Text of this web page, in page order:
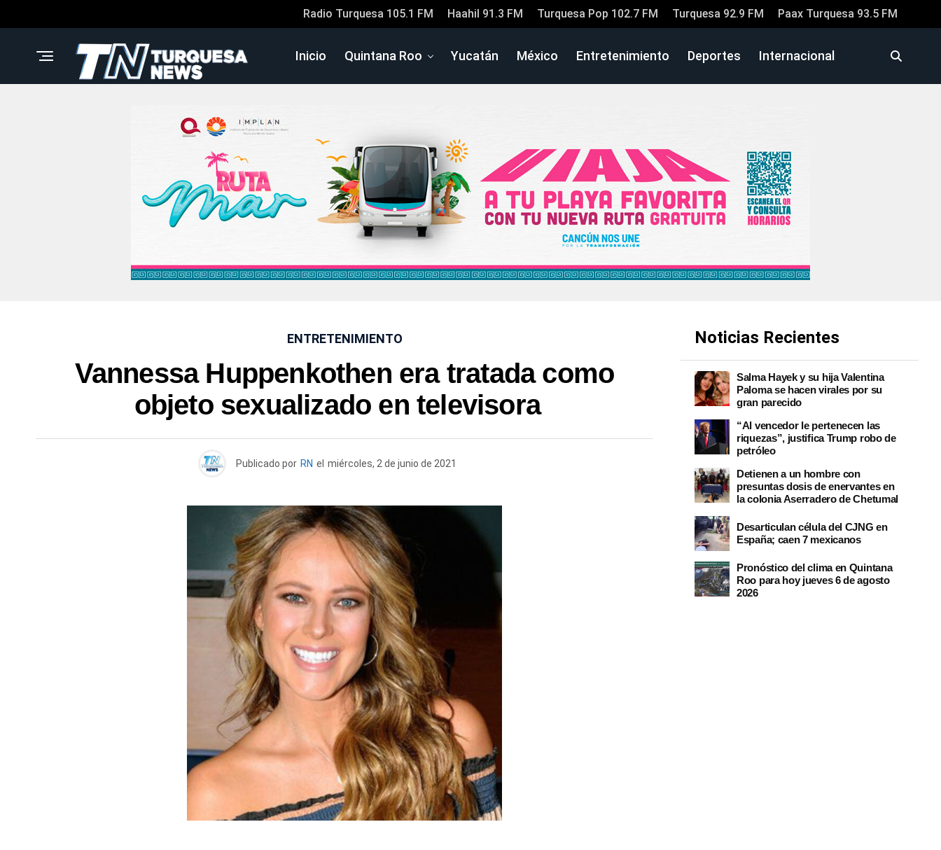
Radio Turquesa 105.1 FM Haahil 91.3 FM Turquesa Pop 102.7 FM Turquesa 92.9 FM Paax Turquesa 93.5 FM
Inicio Quintana Roo Yucatán México Entretenimiento Deportes Internacional
ENTRETENIMIENTO
Vannessa Huppenkothen era tratada como
objeto sexualizado en televisora
Publicado por RN el miércoles, 2 de junio de 2021
Noticias Recientes
Salma Hayek y su hija Valentina
Paloma se hacen virales por su
gran parecido
“Al vencedor le pertenecen las
riquezas”, justifica Trump robo de
petróleo
Detienen a un hombre con
presuntas dosis de enervantes en
la colonia Aserradero de Chetumal
Desarticulan célula del CJNG en
España; caen 7 mexicanos
Pronóstico del clima en Quintana
Roo para hoy jueves 6 de agosto
2026